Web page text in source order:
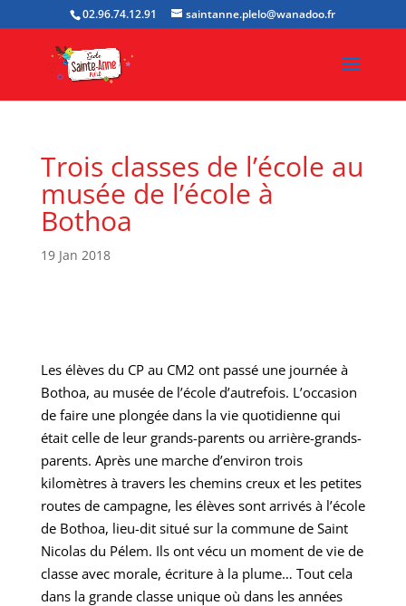
02.96.74.12.91 saintanne.plelo@wanadoo.fr
Trois classes de l’école au
musée de l’école à
Bothoa
19 Jan 2018
Les élèves du CP au CM2 ont passé une journée à
Bothoa, au musée de l’école d’autrefois. L’occasion
de faire une plongée dans la vie quotidienne qui
était celle de leur grands-parents ou arrière-grands-
parents. Après une marche d’environ trois
kilomètres à travers les chemins creux et les petites
routes de campagne, les élèves sont arrivés à l’école
de Bothoa, lieu-dit situé sur la commune de Saint
Nicolas du Pélem. Ils ont vécu un moment de vie de
classe avec morale, écriture à la plume… Tout cela
dans la grande classe unique où dans les années